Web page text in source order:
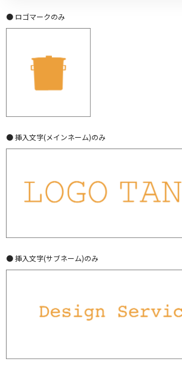
● ロゴマークのみ
● 挿入文字(メインネーム)のみ
● 挿入文字(サブネーム)のみ